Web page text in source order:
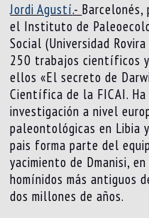
Jordi Agustí.-
el Instituto de
Social (Universidad
250 trabajos científicos
ellos «El secreto de
Científica de la FICAI.
investigación a nivel
paleontológicas en Libia
pais forma parte del
yacimiento de Dmanisi,
homínidos más antiguos
dos millones de años.